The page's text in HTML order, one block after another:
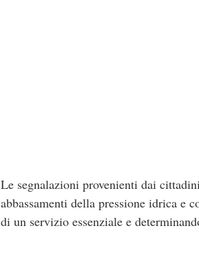
Le segnalazioni provenienti dai
abbassamenti della pressione idrica e
di un servizio essenziale e